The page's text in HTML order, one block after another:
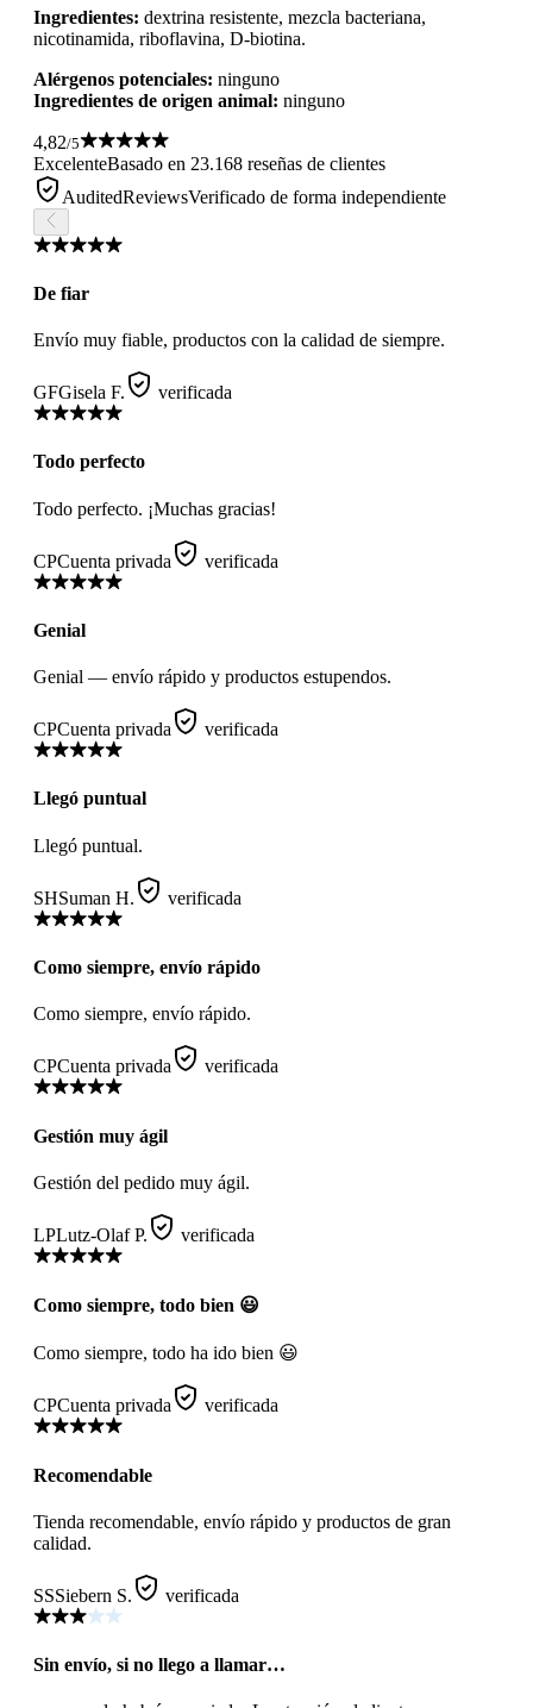
Ingredientes: dextrina resistente, mezcla bacteriana,
nicotinamida, riboflavina, D-biotina.
Alérgenos potenciales: ninguno
Ingredientes de origen animal: ninguno
4,82/5
ExcelenteBasado en 23.168 reseñas de clientes
AuditedReviewsVerificado de forma independiente
De fiar
Envío muy fiable, productos con la calidad de siempre.
GFGisela F. verificada
Todo perfecto
Todo perfecto. ¡Muchas gracias!
CPCuenta privada verificada
Genial
Genial — envío rápido y productos estupendos.
CPCuenta privada verificada
Llegó puntual
Llegó puntual.
SHSuman H. verificada
Como siempre, envío rápido
Como siempre, envío rápido.
CPCuenta privada verificada
Gestión muy ágil
Gestión del pedido muy ágil.
LPLutz-Olaf P. verificada
Como siempre, todo bien 😃
Como siempre, todo ha ido bien 😃
CPCuenta privada verificada
Recomendable
Tienda recomendable, envío rápido y productos de gran
calidad.
SSSiebern S. verificada
Sin envío, si no llego a llamar…